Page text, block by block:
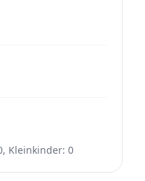
Kleinkinder: 0